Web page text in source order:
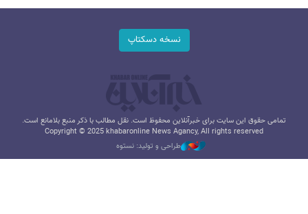
نسخه دسکتاپ
تمامی حقوق این سایت برای خبرآنلاین محفوظ است. نقل مطالب با ذکر منبع بلامانع است.
Copyright © 2025 khabaronline News Agancy, All rights reserved
طراحی و تولید: نستوه